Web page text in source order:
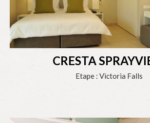
CRESTA
Etape : Victoria Falls